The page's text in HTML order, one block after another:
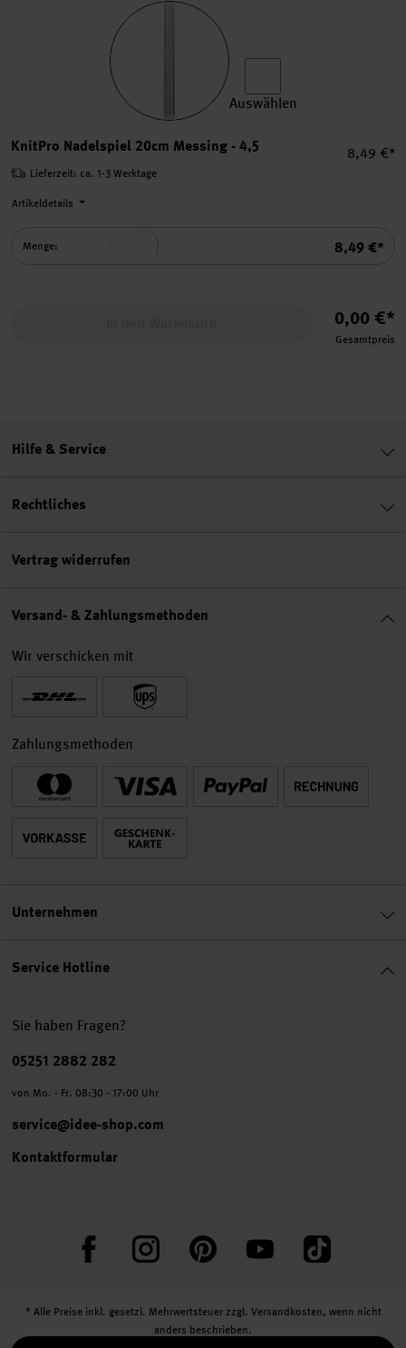
Auswählen
KnitPro Nadelspiel 20cm Messing - 4,5
8,49 €*
Summe
8,49 €*
Lieferzeit: ca. 1-3 Werktage
Artikeldetails
Menge:
0,00 €*
Gesamtpreis
Service Hotline
Sie haben Fragen?
Telefonnummer
05251 2882 282
von Mo. - Fr. 08:30 - 17:00 Uhr
service@idee-shop.com
Kontaktformular
FacebookInstagram PinterestYouTube TikTok
Hilfe & Service
Rechtliches
Vertrag widerrufen
Versand- & Zahlungsmethoden
Wir verschicken mit
Zahlungsmethoden
Unternehmen
* Alle Preise inkl. gesetzl. Mehrwertsteuer zzgl. Versandkosten, wenn nicht
anders beschrieben.